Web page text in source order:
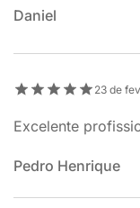
Daniel
23 de
Excelente
Pedro Henrique